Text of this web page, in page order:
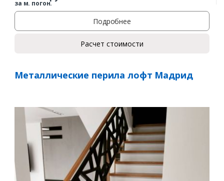
за м. погон.
Подробнее
Расчет стоимости
Металлические перила лофт Мадрид